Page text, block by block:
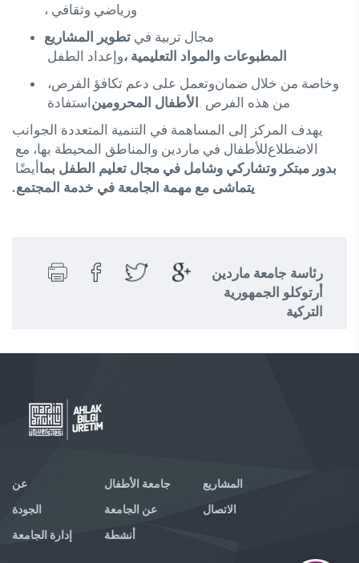
ورياضي وثقافي ،
تطوير المشاريع في مجال تربية
الطفل وإعدادالمطبوعات والمواد التعليمية ،
وتعمل على دعم تكافؤ الفرص،وخاصة من خلال ضمان
استفادة الأطفال المحرومين من هذه الفرص .
يهدف المركز إلى المساهمة في التنمية المتعددة الجوانب
للأطفال في ماردين والمناطق المحيطة بها، معالاضطلاع
أيضًا بدور مبتكر وتشاركي وشامل في مجال تعليم الطفل بما
يتماشى مع مهمة الجامعة في خدمة المجتمع.
رئاسة جامعة ماردين
أرتوكلو الجمهورية
التركية
عن
الجودة
إدارة الجامعة
جامعة الأطفال
عن الجامعة
أنشطة
المشاريع
الاتصال